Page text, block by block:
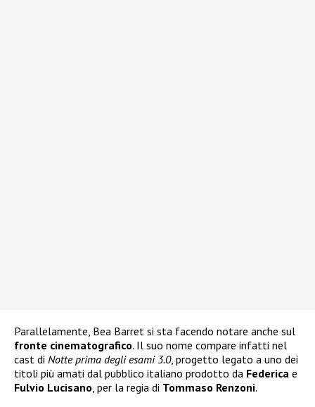
Parallelamente, Bea Barret si sta facendo notare anche sul
fronte cinematografico. Il suo nome compare infatti nel
cast di Notte prima degli esami 3.0, progetto legato a uno dei
titoli più amati dal pubblico italiano prodotto da Federica e
Fulvio Lucisano , per la regia di Tommaso Renzoni.